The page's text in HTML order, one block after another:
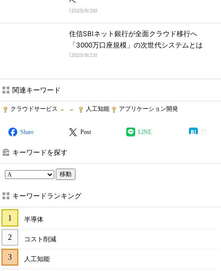
(2025/9/26)
住信SBIネット銀行が全面クラウド移行へ
「3000万口座規模」の次世代システムとは
(2025/9/23)
関連キーワード
クラウドサービス 人工知能 アプリケーション開発
Share Post LINE
キーワードを探す
移動
キーワードランキング
半導体
コスト削減
人工知能